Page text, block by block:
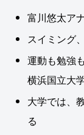
富川悠太ア
スイミング
運動も勉強
横浜国立大
大学では、
る